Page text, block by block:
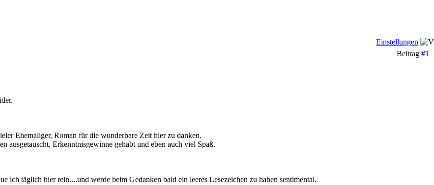
Einstellungen
Beitrag #1
Ehemaliger, Roman für die wunderbare Zeit hier zu danken.
ausgetauscht, Erkenntnisgewinne gehabt und eben auch viel Spaß.
ich täglich hier rein....und werde beim Gedanken bald ein leeres Lesezeichen zu haben sentimental.